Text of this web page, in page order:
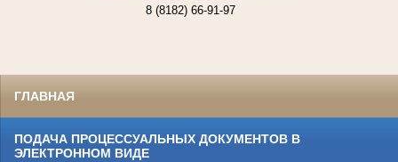
8 (8182) 66-91-97
ГЛАВНАЯ
ПОДАЧА ПРОЦЕССУАЛЬНЫХ ДОКУМЕНТОВ В
ЭЛЕКТРОННОМ ВИДЕ